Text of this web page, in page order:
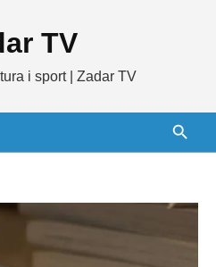
TV
i sport | Zadar TV